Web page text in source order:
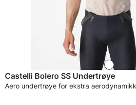
Castelli Bolero SS Undertrøye
Aero undertrøye for ekstra aerodynamikk